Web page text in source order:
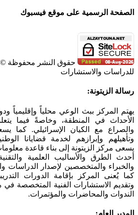
الصفحة الرسمية على موقع فيسبوك
للدراسات والاستشارات
Toggle
Bar
Area
رسالة الزيتونة:
يهتم المركز ببث الوعي محلياً وإقليمياً
الأحداث في المنطقة، وخاصةً فيما
والصراع مع الكيان الإسرائيلي. كما
وتأهيلهم وإبرازهم لخدمة قضايانا
يسعى مركز الزيتونة إلى بناء قاعدة
أحدث الطرق والأساليب العلمية
والخبراء والمتخصصين لإصدار الدراسات
كما يُعنى المركز بإقامة الدورات
وتقديم الاستشارات الفنية المتخصصة
الندوات والمحاضرات والمؤتمرات.
المدير العام: